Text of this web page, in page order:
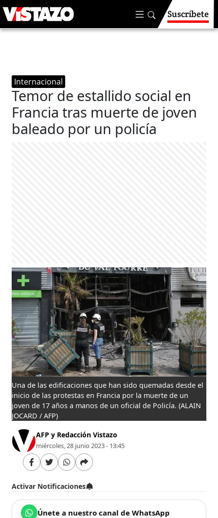
Suscríbete
Internacional
Temor de estallido social en
Francia tras muerte de joven
baleado por un policía
Una de las edificaciones que han sido quemadas desde el
inicio de las protestas en Francia por la muerte de un
joven de 17 años a manos de un oficial de Policía. (ALAIN
JOCARD / AFP)
AFP y Redacción Vistazo
miércoles, 28 junio 2023 - 13:45
Activar Notificaciones
Únete a nuestro canal de WhatsApp